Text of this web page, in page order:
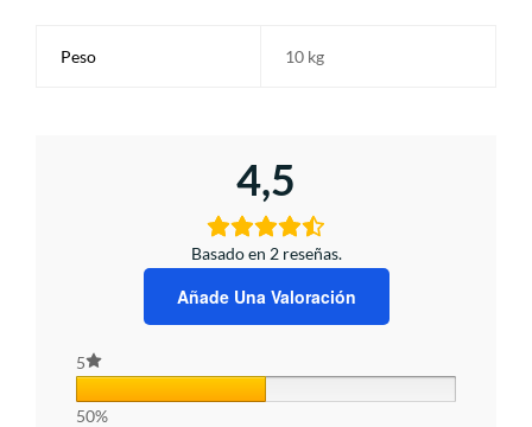
Peso 10 kg
4,5
Basado en 2 reseñas.
Añade Una Valoración
5
50%